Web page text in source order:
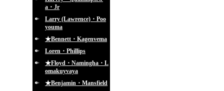
a・Jr
Larry (Lawrence)・Poo
youma
★Bennett・Kagenvema
Loren・Phillips
★Floyd・Namingha・L
omakuyvaya
★Benjamin・Mansfield